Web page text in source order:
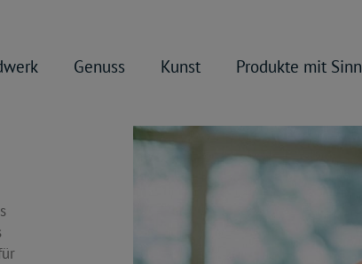
Genuss Kunst Produkte mit Sinn